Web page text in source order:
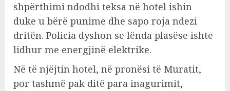
shpërthimi ndodhi teksa në hotel ishin
duke u bërë punime dhe sapo roja ndezi
dritën. Policia dyshon se lënda plasëse ishte
lidhur me energjinë elektrike.
Në të njëjtin hotel, në pronësi të Muratit,
por tashmë pak ditë para inagurimit,